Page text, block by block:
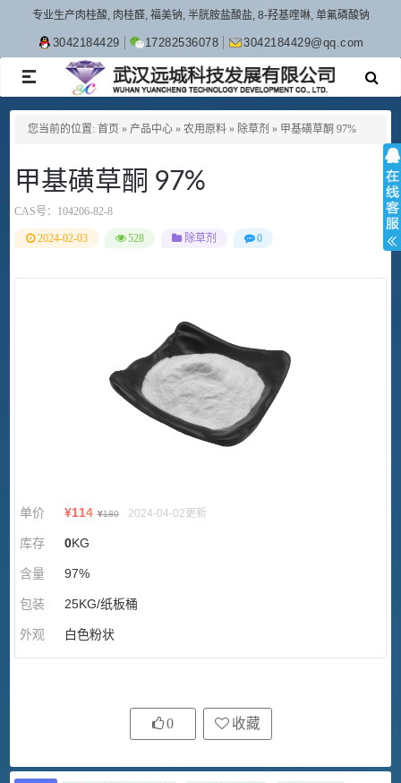
专业生产肉桂酸, 肉桂醛, 福美钠, 半胱胺盐酸盐, 8-羟基喹啉, 单氟磷酸钠
3042184429 17282536078 3042184429@qq.com
TOGGLE
NAVIGATION
您当前的位置: 首页 » 产品中心 » 农用原料 » 除草剂 » 甲基磺草酮 97%
甲基磺草酮 97%
CAS号： 104206-82-8
2024-02-03 528 除草剂 0
单价 ¥114 ¥180 2024-04-02更新
库存 0KG
含量 97%
包装 25KG/纸板桶
外观 白色粉状
0 收藏